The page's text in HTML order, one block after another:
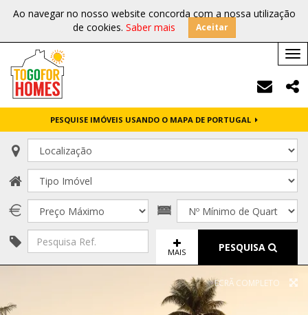
Ao navegar no nosso website concorda com a nossa utilização
de cookies. Saber mais Aceitar
PESQUISE IMÓVEIS USANDO O MAPA DE PORTUGAL
MAIS PESQUISA
ECRÃ COMPLETO